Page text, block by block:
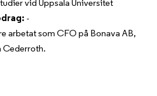
vid Uppsala Universitet
-
arbetat som CFO på Bonava AB,
Cederroth.